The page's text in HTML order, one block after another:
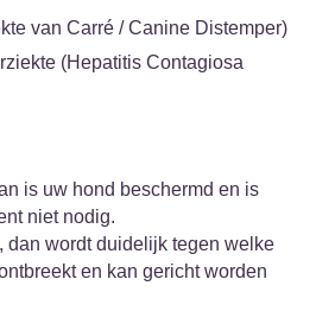
van Carré / Canine Distemper)
(Hepatitis Contagiosa
is uw hond beschermd en is
niet nodig.
dan wordt duidelijk tegen welke
en kan gericht worden